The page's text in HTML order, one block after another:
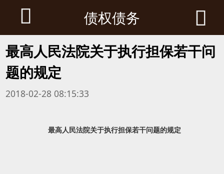
 债权债务 
最高人民法院关于执行担保若干问
题的规定
2018-02-28 08:15:33
最高人民法院关于执行担保若干问题的规定